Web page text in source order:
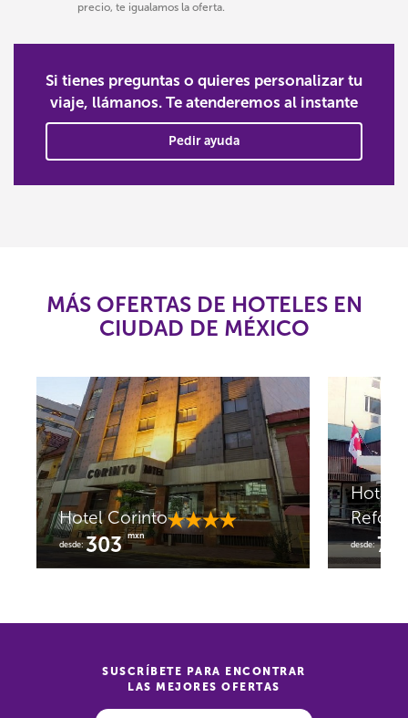
precio, te igualamos la oferta.
Si tienes preguntas o quieres personalizar tu
viaje, llámanos. Te atenderemos al instante
Pedir ayuda
MÁS OFERTAS DE HOTELES EN
CIUDAD DE MÉXICO
Hotel Corinto
desde: 303mxn
Hotel
desde:
SUSCRÍBETE PARA ENCONTRAR
LAS MEJORES OFERTAS